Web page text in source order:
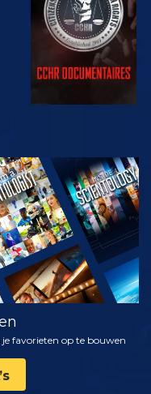
VERKEN DE
SERIE
favorieten op te bouwen